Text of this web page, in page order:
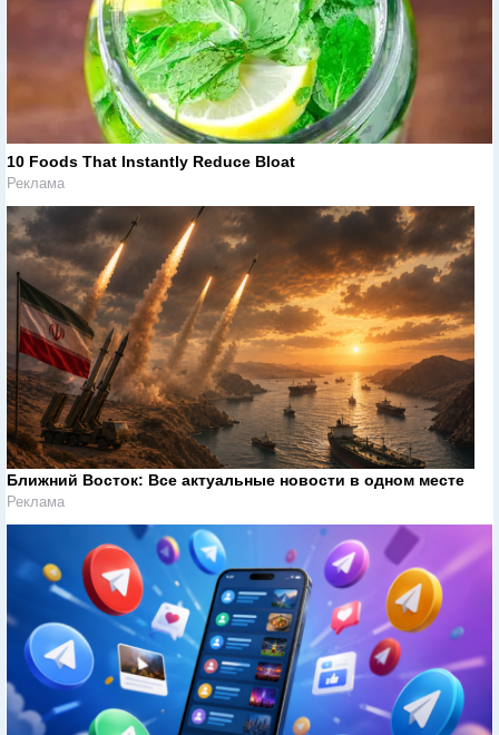
10 Foods That Instantly Reduce Bloat
Реклама
Ближний Восток: Все актуальные новости в одном месте
Реклама